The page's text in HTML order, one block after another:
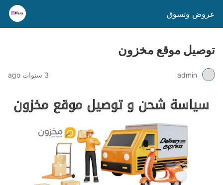
عروض وتسوق
توصيل موقع مخزون
admin 3 سنوات ago